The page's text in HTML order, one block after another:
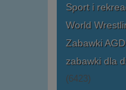
Sport i
World
Zabawki
zabawki dla
(6423)